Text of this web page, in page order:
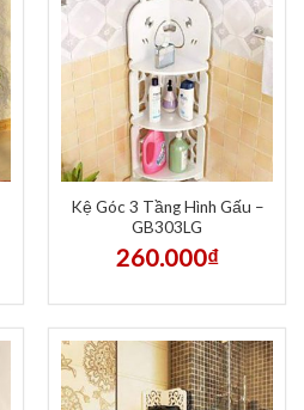
Kệ Góc 3 Tầng Hình Gấu –
GB303LG
260.000₫